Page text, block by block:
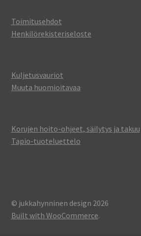
Toimitusehdot
Henkilörekisteriseloste
Kuljetusvauriot
Muuta huomioitavaa
Korujen hoito-ohjeet, säilytys ja takuu
Tapio-tuoteluettelo
© jukkahynninen design 2026
Built with WooCommerce.